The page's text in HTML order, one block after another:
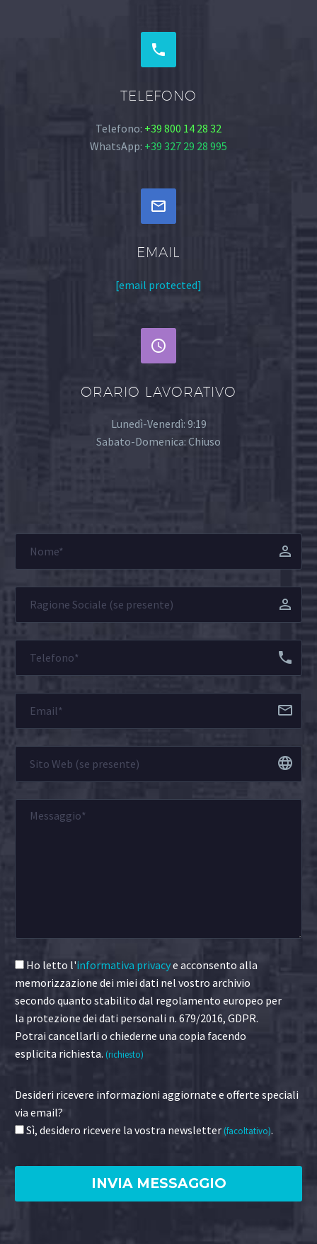


TELEFONO
Telefono: +39 800 14 28 32
WhatsApp: +39 327 29 28 995


EMAIL
[email protected]


ORARIO LAVORATIVO
Lunedì-Venerdì: 9:19
Sabato-Domenica: Chiuso
Ho letto l'informativa privacye acconsento alla
memorizzazione dei miei dati nel vostro archivio
secondo quanto stabilito dal regolamento europeo per
la protezione dei dati personali n. 679/2016, GDPR.
Potrai cancellarli o chiederne una copia facendo
esplicita richiesta. (richiesto)
Desideri ricevere informazioni aggiornate e offerte speciali
via email?
Sì, desidero ricevere la vostra newsletter(facoltativo).